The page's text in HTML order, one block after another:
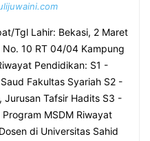
Tgl Lahir: Bekasi, 2 Maret
10 RT 04/04 Kampung
Pendidikan: S1 -
Fakultas Syariah S2 -
Tafsir Hadits S3 -
MSDM Riwayat
di Universitas Sahid